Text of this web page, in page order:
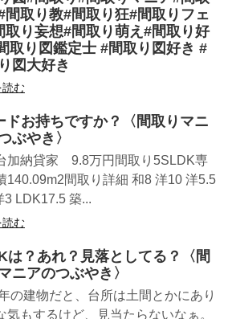
間取り教#間取り狂#間取りフェ
取り妄想#間取り萌え#間取り好
取り図鑑定士 #間取り図好き #
図大好き
読む
ドお持ちですか？〈間取りマニ
ぶやき〉
加納貸家 9.8万円間取り5SLDK専
140.09m2間取り詳細 和8 洋10 洋5.5
3 LDK17.5 築...
読む
？あれ？見落としてる？〈間
ニアのつぶやき〉
の建物だと、台所は土間とかにあり
気もするけど、見当たらないなぁ。